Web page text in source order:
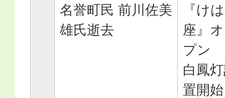
名誉町民 前川佐美
雄氏逝去
『け
座』
プン
白鳳
置開始